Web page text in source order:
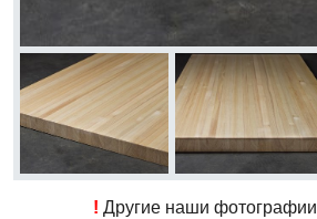
! Другие наши фотографии